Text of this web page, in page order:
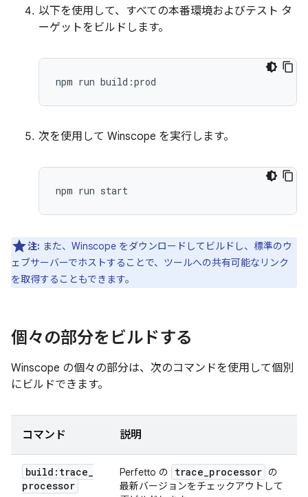
以下を使用して、すべての本番環境およびテスト タ
ーゲットをビルドします。
次を使用して Winscope を実行します。
注: また、Winscope をダウンロードしてビルドし、標準のウ
ェブサーバーでホストすることで、ツールへの共有可能なリンク
を取得することもできます。
個々の部分をビルドする
Winscope の個々の部分は、次のコマンドを使用して個別
にビルドできます。
コマンド 説明
build:trace_
processor
Perfetto の trace_processor の
最新バージョンをチェックアウトして